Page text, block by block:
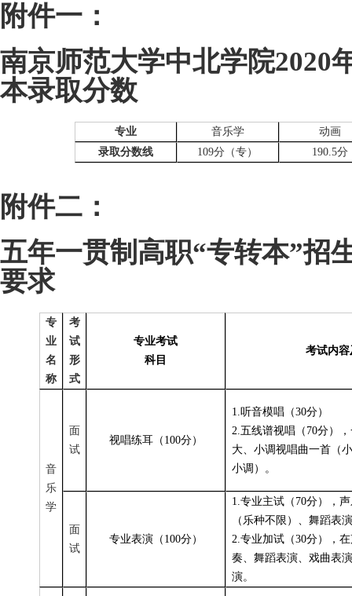
附件一：
南京师范大学中北学院2020
本录取分数
专业 音乐学
动画
录取分数线
109分（专） 190.5分
附件二：
五年一贯制高职“专转本”招
要求
专
业
名
称
考
试
形
式
专业考试
科目
考试内
音
乐
学
面
试
视唱练耳（100分）
1.听音模唱（30分）
2.五线谱视唱（70分）
大、小调视唱曲一首（
小调）。
面
试
专业表演（100分）
1.专业主试（70分），
（乐种不限）、舞蹈表
2.专业加试（30分），
奏、舞蹈表演、戏曲表
演。